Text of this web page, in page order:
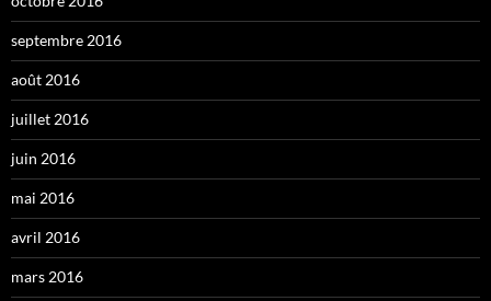
septembre 2016
août 2016
juillet 2016
juin 2016
mai 2016
avril 2016
mars 2016